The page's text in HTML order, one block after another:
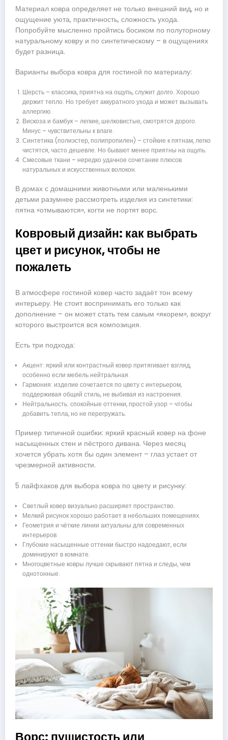
Материал ковра определяет не только внешний вид, но и
ощущение уюта, практичность, сложность ухода.
Попробуйте мысленно пройтись босиком по полуторному
натуральному ковру и по синтетическому – в ощущениях
будет разница.
Варианты выбора ковра для гостиной по материалу:
Шерсть – классика, приятна на ощупь, служит долго. Хорошо
держит тепло. Но требует аккуратного ухода и может вызывать
аллергию.
Вискоза и бамбук – легкие, шелковистые, смотрятся дорого.
Минус – чувствительны к влаге.
Синтетика (полиэстер, полипропилен) – стойкие к пятнам, легко
чистятся, часто дешевле. Но бывают менее приятны на ощупь.
Смесовые ткани – нередко удачное сочетание плюсов
натуральных и искусственных волокон.
В домах с домашними животными или маленькими
детьми разумнее рассмотреть изделия из синтетики:
пятна «отмываются», когти не портят ворс.
Ковровый дизайн: как выбрать
цвет и рисунок, чтобы не
пожалеть
В атмосфере гостиной ковер часто задаёт тон всему
интерьеру. Не стоит воспринимать его только как
дополнение – он может стать тем самым «якорем», вокруг
которого выстроится вся композиция.
Есть три подхода:
Акцент: яркий или контрастный ковер притягивает взгляд,
особенно если мебель нейтральная.
Гармония: изделие сочетается по цвету с интерьером,
поддерживая общий стиль, не выбивая из настроения.
Нейтральность: спокойные оттенки, простой узор – чтобы
добавить тепла, но не перегружать.
Пример типичной ошибки: яркий красный ковер на фоне
насыщенных стен и пёстрого дивана. Через месяц
хочется убрать хотя бы один элемент – глаз устает от
чрезмерной активности.
5 лайфхаков для выбора ковра по цвету и рисунку:
Светлый ковер визуально расширяет пространство.
Мелкий рисунок хорошо работает в небольших помещениях.
Геометрия и чёткие линии актуальны для современных
интерьеров.
Глубокие насыщенные оттенки быстро надоедают, если
доминируют в комнате.
Многоцветные ковры лучше скрывают пятна и следы, чем
однотонные.